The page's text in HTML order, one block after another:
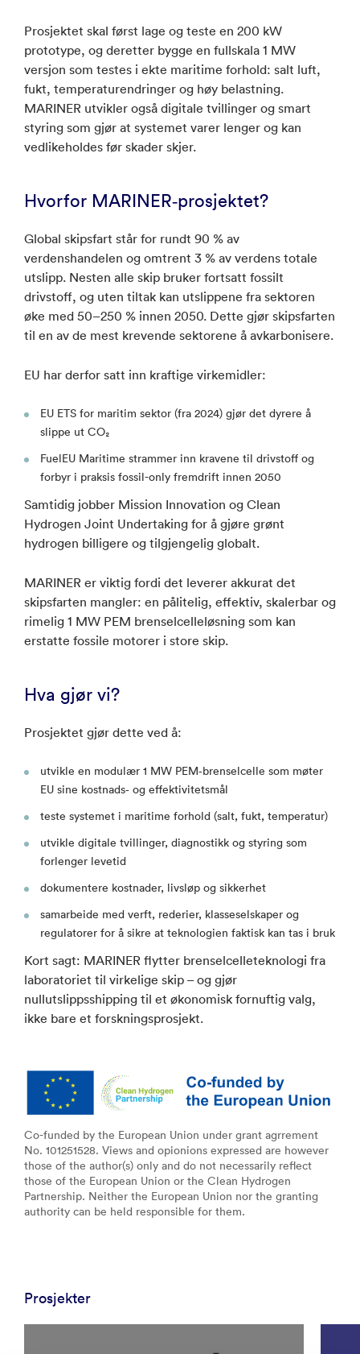
Prosjektet skal først lage og teste en 200 kW
prototype, og deretter bygge en fullskala 1 MW
versjon som testes i ekte maritime forhold: salt luft,
fukt, temperaturendringer og høy belastning.
MARINER utvikler også digitale tvillinger og smart
styring som gjør at systemet varer lenger og kan
vedlikeholdes før skader skjer.
Hvorfor MARINER‑prosjektet?
Global skipsfart står for rundt 90 % av
verdenshandelen og omtrent 3 % av verdens totale
utslipp. Nesten alle skip bruker fortsatt fossilt
drivstoff, og uten tiltak kan utslippene fra sektoren
øke med 50–250 % innen 2050. Dette gjør skipsfarten
til en av de mest krevende sektorene å avkarbonisere.
EU har derfor satt inn kraftige virkemidler:
EU ETS for maritim sektor (fra 2024) gjør det dyrere å
slippe ut CO₂
FuelEU Maritime strammer inn kravene til drivstoff og
forbyr i praksis fossil-only fremdrift innen 2050
Samtidig jobber Mission Innovation og Clean
Hydrogen Joint Undertaking for å gjøre grønt
hydrogen billigere og tilgjengelig globalt.
MARINER er viktig fordi det leverer akkurat det
skipsfarten mangler: en pålitelig, effektiv, skalerbar og
rimelig 1 MW PEM brenselcelleløsning som kan
erstatte fossile motorer i store skip.
Hva gjør vi?
Prosjektet gjør dette ved å:
utvikle en modulær 1 MW PEM‑brenselcelle som møter
EU sine kostnads‑ og effektivitetsmål
teste systemet i maritime forhold (salt, fukt, temperatur)
utvikle digitale tvillinger, diagnostikk og styring som
forlenger levetid
dokumentere kostnader, livsløp og sikkerhet
samarbeide med verft, rederier, klasseselskaper og
regulatorer for å sikre at teknologien faktisk kan tas i bruk
Kort sagt: MARINER flytter brenselcelleteknologi fra
laboratoriet til virkelige skip – og gjør
nullutslippsshipping til et økonomisk fornuftig valg,
ikke bare et forskningsprosjekt.
Co-funded by the European Union under grant agrrement
No. 101251528. Views and opionions expressed are however
those of the author(s) only and do not necessarily reflect
those of the European Union or the Clean Hydrogen
Partnership. Neither the European Union nor the granting
authority can be held responsible for them.
Prosjekter